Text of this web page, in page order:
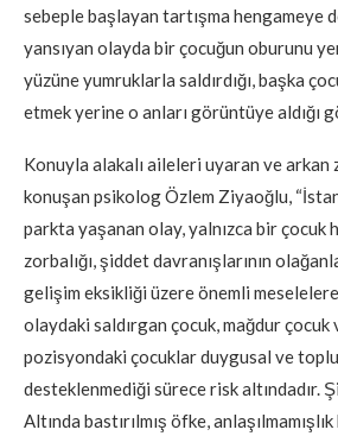
sebeple başlayan tartışma hengameye
yansıyan olayda bir çocuğun oburunu
yüzüne yumruklarla saldırdığı, başka
etmek yerine o anları görüntüye aldığı
Konuyla alakalı aileleri uyaran ve arkan
konuşan psikolog Özlem Ziyaoğlu,
parkta yaşanan olay, yalnızca bir çocuk
zorbalığı, şiddet davranışlarının
gelişim eksikliği üzere önemli
olaydaki saldırgan çocuk, mağdur çocuk
pozisyondaki çocuklar duygusal ve
desteklenmediği sürece risk altındadır.
Altında bastırılmış öfke,